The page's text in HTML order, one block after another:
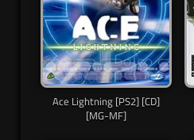
Ace Lightning [PS2] [CD]
[MG-MF]